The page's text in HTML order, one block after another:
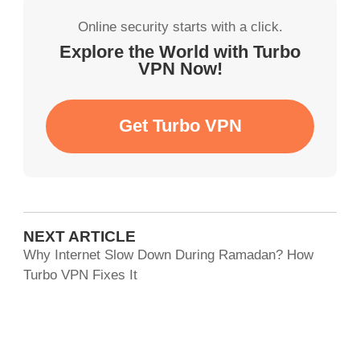
Online security starts with a click.
Explore the World with Turbo
VPN Now!
Get Turbo VPN
NEXT ARTICLE
Why Internet Slow Down During Ramadan? How
Turbo VPN Fixes It